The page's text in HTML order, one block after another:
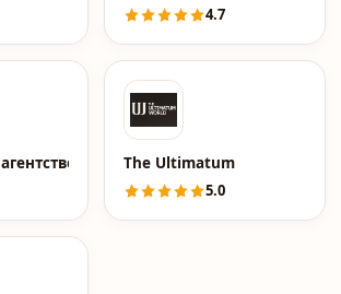
4.7
GetbrandThe Ultimatum
5.0